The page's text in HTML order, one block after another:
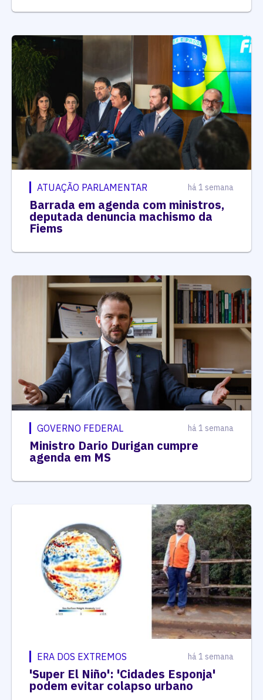
ATUAÇÃO PARLAMENTAR há 1 semana
Barrada em agenda com ministros,
deputada denuncia machismo da
Fiems
GOVERNO FEDERAL há 1 semana
Ministro Dario Durigan cumpre
agenda em MS
ERA DOS EXTREMOS há 1 semana
'Super El Niño': 'Cidades Esponja'
podem evitar colapso urbano